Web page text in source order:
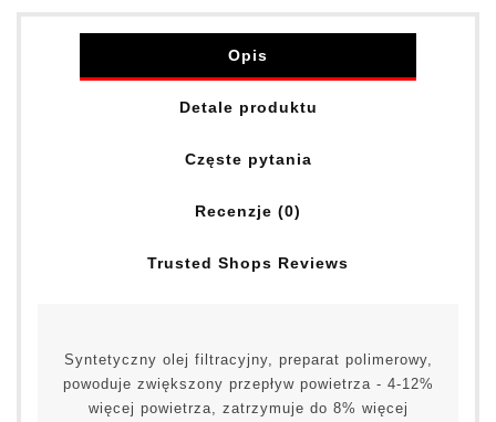
Opis
Detale produktu
Częste pytania
Recenzje (0)
Trusted Shops Reviews
Syntetyczny olej filtracyjny, preparat polimerowy,
powoduje zwiększony przepływ powietrza - 4-12%
więcej powietrza, zatrzymuje do 8% więcej